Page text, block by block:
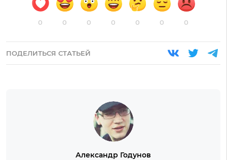
0 0 0 0 0 0 0
ПОДЕЛИТЬСЯ СТАТЬЕЙ
Александр Годунов